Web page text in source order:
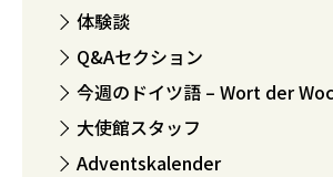
体験談
Q&Aセクション
今週のドイツ語 – Wort der
大使館スタッフ
Adventskalender